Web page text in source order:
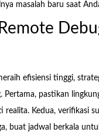
masalah baru saat
efisiensi tinggi,
Pertama, pastikan
realita. Kedua, verifikasi
buat jadwal berkala